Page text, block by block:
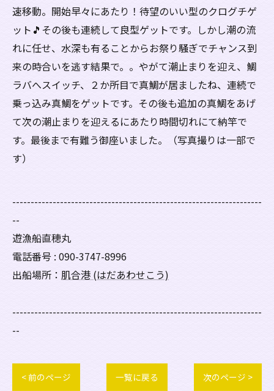
速移動。開始早々にあたり！待望のいい型のクログチゲ
ット🎵その後も連続して良型ゲットです。しかし潮の流
れに任せ、水深も有ることからお祭り騒ぎでチャンス到
来の時合いを逃す結果で。。やがて潮止まりを迎え、鯛
ラバへスイッチ、２か所目で真鯛が居ましたね、連続で
乗っ込み真鯛をゲットです。その後も追加の真鯛をあげ
て次の潮止まりを迎えるにあたり時間切れにて納竿で
す。最後まで有難う御座いました。（写真撮りは一部で
す）
--------------------------------------------------------------------
--
遊漁船直穂丸
電話番号 : 090-3747-8996
出船場所： 肌合港 (はだあわせこう)
--------------------------------------------------------------------
--
< 前のページ 一覧に戻る 次のページ >